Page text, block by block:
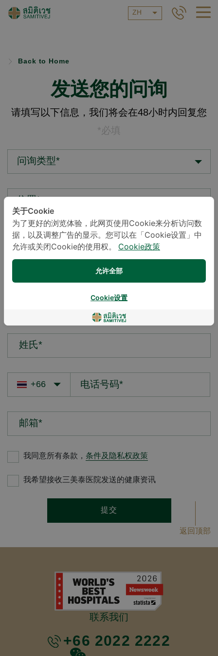
ZH
Back to Home
发送您的问询
请填写以下信息，我们将会在48小时内回复您
*必填
问询类型*
您的疑问*
姓氏*
邮箱*
我同意所有条款， 条件及隐私权政策
我希望接收三美泰医院发送的健康资讯
提交
返回顶部
联系我们
+66 2022 2222
关于Cookie
为了更好的浏览体验，此网页使用Cookie来分析访问数
据，以及调整广告的显示。您可以在「Cookie设置」中
允许或关闭Cookie的使用权。
Cookie政策
允许全部
Cookie设置